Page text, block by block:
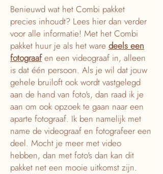
Benieuwd wat het Combi pakket
precies inhoudt? Lees hier dan verder
voor alle informatie! Met het Combi
pakket huur je als het ware deels een
fotograafen een videograaf in, alleen
is dat één persoon. Als je wil dat jouw
gehele bruiloft ook wordt vastgelegd
aan de hand van foto's, dan raad ik je
aan om ook opzoek te gaan naar een
aparte fotograaf. Ik ben namelijk met
name de videograaf en fotografeer een
deel. Mocht je meer met video
hebben, dan met foto's dan kan dit
pakket net een mooie uitkomst zijn.